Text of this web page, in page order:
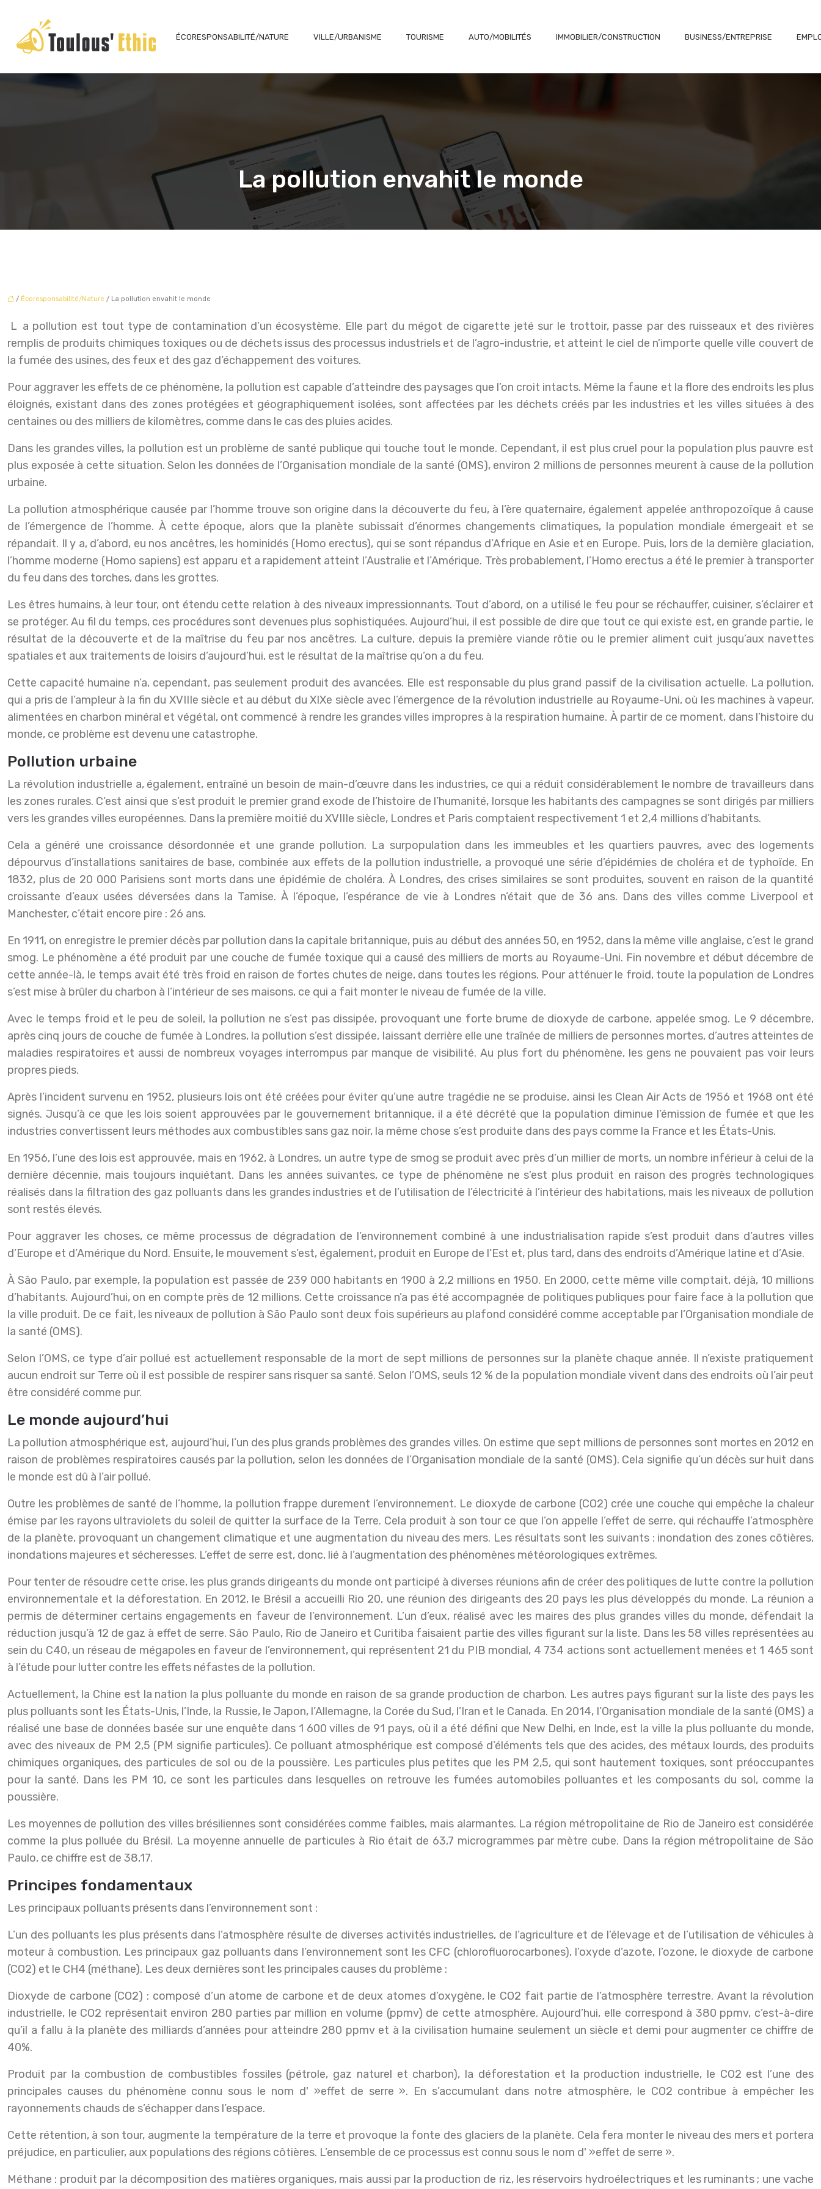
ÉCORESPONSABILITÉ/NATURE VILLE/URBANISME TOURISME AUTO/MOBILITÉS IMMOBILIER/CONSTRUCTION BUSINESS/ENTREPRISE
La pollution envahit le monde
/ Écoresponsabilité/Nature / La pollution envahit le monde
La pollution est tout type de contamination d’un écosystème. Elle part du mégot de cigarette jeté sur le trottoir, passe par des ruisseaux et des rivières
remplis de produits chimiques toxiques ou de déchets issus des processus industriels et de l’agro-industrie, et atteint le ciel de n’importe quelle ville couvert de
la fumée des usines, des feux et des gaz d’échappement des voitures.
Pour aggraver les effets de ce phénomène, la pollution est capable d’atteindre des paysages que l’on croit intacts. Même la faune et la flore des endroits les plus
éloignés, existant dans des zones protégées et géographiquement isolées, sont affectées par les déchets créés par les industries et les villes situées à des
centaines ou des milliers de kilomètres, comme dans le cas des pluies acides.
Dans les grandes villes, la pollution est un problème de santé publique qui touche tout le monde. Cependant, il est plus cruel pour la population plus pauvre est
plus exposée à cette situation. Selon les données de l’Organisation mondiale de la santé (OMS), environ 2 millions de personnes meurent à cause de la pollution
urbaine.
La pollution atmosphérique causée par l’homme trouve son origine dans la découverte du feu, à l’ère quaternaire, également appelée anthropozoïque â cause
de l’émergence de l’homme. À cette époque, alors que la planète subissait d’énormes changements climatiques, la population mondiale émergeait et se
répandait. Il y a, d’abord, eu nos ancêtres, les hominidés (Homo erectus), qui se sont répandus d’Afrique en Asie et en Europe. Puis, lors de la dernière glaciation,
l’homme moderne (Homo sapiens) est apparu et a rapidement atteint l’Australie et l’Amérique. Très probablement, l’Homo erectus a été le premier à transporter
du feu dans des torches, dans les grottes.
Les êtres humains, à leur tour, ont étendu cette relation à des niveaux impressionnants. Tout d’abord, on a utilisé le feu pour se réchauffer, cuisiner, s’éclairer et
se protéger. Au fil du temps, ces procédures sont devenues plus sophistiquées. Aujourd’hui, il est possible de dire que tout ce qui existe est, en grande partie, le
résultat de la découverte et de la maîtrise du feu par nos ancêtres. La culture, depuis la première viande rôtie ou le premier aliment cuit jusqu’aux navettes
spatiales et aux traitements de loisirs d’aujourd’hui, est le résultat de la maîtrise qu’on a du feu.
Cette capacité humaine n’a, cependant, pas seulement produit des avancées. Elle est responsable du plus grand passif de la civilisation actuelle. La pollution,
qui a pris de l’ampleur à la fin du XVIIIe siècle et au début du XIXe siècle avec l’émergence de la révolution industrielle au Royaume-Uni, où les machines à vapeur,
alimentées en charbon minéral et végétal, ont commencé à rendre les grandes villes impropres à la respiration humaine. À partir de ce moment, dans l’histoire du
monde, ce problème est devenu une catastrophe.
Pollution urbaine
La révolution industrielle a, également, entraîné un besoin de main-d’œuvre dans les industries, ce qui a réduit considérablement le nombre de travailleurs dans
les zones rurales. C’est ainsi que s’est produit le premier grand exode de l’histoire de l’humanité, lorsque les habitants des campagnes se sont dirigés par milliers
vers les grandes villes européennes. Dans la première moitié du XVIIIe siècle, Londres et Paris comptaient respectivement 1 et 2,4 millions d’habitants.
Cela a généré une croissance désordonnée et une grande pollution. La surpopulation dans les immeubles et les quartiers pauvres, avec des logements
dépourvus d’installations sanitaires de base, combinée aux effets de la pollution industrielle, a provoqué une série d’épidémies de choléra et de typhoïde. En
1832, plus de 20 000 Parisiens sont morts dans une épidémie de choléra. À Londres, des crises similaires se sont produites, souvent en raison de la quantité
croissante d’eaux usées déversées dans la Tamise. À l’époque, l’espérance de vie à Londres n’était que de 36 ans. Dans des villes comme Liverpool et
Manchester, c’était encore pire : 26 ans.
En 1911, on enregistre le premier décès par pollution dans la capitale britannique, puis au début des années 50, en 1952, dans la même ville anglaise, c’est le grand
smog. Le phénomène a été produit par une couche de fumée toxique qui a causé des milliers de morts au Royaume-Uni. Fin novembre et début décembre de
cette année-là, le temps avait été très froid en raison de fortes chutes de neige, dans toutes les régions. Pour atténuer le froid, toute la population de Londres
s’est mise à brûler du charbon à l’intérieur de ses maisons, ce qui a fait monter le niveau de fumée de la ville.
Avec le temps froid et le peu de soleil, la pollution ne s’est pas dissipée, provoquant une forte brume de dioxyde de carbone, appelée smog. Le 9 décembre,
après cinq jours de couche de fumée à Londres, la pollution s’est dissipée, laissant derrière elle une traînée de milliers de personnes mortes, d’autres atteintes de
maladies respiratoires et aussi de nombreux voyages interrompus par manque de visibilité. Au plus fort du phénomène, les gens ne pouvaient pas voir leurs
propres pieds.
Après l’incident survenu en 1952, plusieurs lois ont été créées pour éviter qu’une autre tragédie ne se produise, ainsi les Clean Air Acts de 1956 et 1968 ont été
signés. Jusqu’à ce que les lois soient approuvées par le gouvernement britannique, il a été décrété que la population diminue l’émission de fumée et que les
industries convertissent leurs méthodes aux combustibles sans gaz noir, la même chose s’est produite dans des pays comme la France et les États-Unis.
En 1956, l’une des lois est approuvée, mais en 1962, à Londres, un autre type de smog se produit avec près d’un millier de morts, un nombre inférieur à celui de la
dernière décennie, mais toujours inquiétant. Dans les années suivantes, ce type de phénomène ne s’est plus produit en raison des progrès technologiques
réalisés dans la filtration des gaz polluants dans les grandes industries et de l’utilisation de l’électricité à l’intérieur des habitations, mais les niveaux de pollution
sont restés élevés.
Pour aggraver les choses, ce même processus de dégradation de l’environnement combiné à une industrialisation rapide s’est produit dans d’autres villes
d’Europe et d’Amérique du Nord. Ensuite, le mouvement s’est, également, produit en Europe de l’Est et, plus tard, dans des endroits d’Amérique latine et d’Asie.
À São Paulo, par exemple, la population est passée de 239 000 habitants en 1900 à 2,2 millions en 1950. En 2000, cette même ville comptait, déjà, 10 millions
d’habitants. Aujourd’hui, on en compte près de 12 millions. Cette croissance n’a pas été accompagnée de politiques publiques pour faire face à la pollution que
la ville produit. De ce fait, les niveaux de pollution à São Paulo sont deux fois supérieurs au plafond considéré comme acceptable par l’Organisation mondiale de
la santé (OMS).
Selon l’OMS, ce type d’air pollué est actuellement responsable de la mort de sept millions de personnes sur la planète chaque année. Il n’existe pratiquement
aucun endroit sur Terre où il est possible de respirer sans risquer sa santé. Selon l’OMS, seuls 12 % de la population mondiale vivent dans des endroits où l’air peut
être considéré comme pur.
Le monde aujourd’hui
La pollution atmosphérique est, aujourd’hui, l’un des plus grands problèmes des grandes villes. On estime que sept millions de personnes sont mortes en 2012 en
raison de problèmes respiratoires causés par la pollution, selon les données de l’Organisation mondiale de la santé (OMS). Cela signifie qu’un décès sur huit dans
le monde est dû à l’air pollué.
Outre les problèmes de santé de l’homme, la pollution frappe durement l’environnement. Le dioxyde de carbone (CO2) crée une couche qui empêche la chaleur
émise par les rayons ultraviolets du soleil de quitter la surface de la Terre. Cela produit à son tour ce que l’on appelle l’effet de serre, qui réchauffe l’atmosphère
de la planète, provoquant un changement climatique et une augmentation du niveau des mers. Les résultats sont les suivants : inondation des zones côtières,
inondations majeures et sécheresses. L’effet de serre est, donc, lié à l’augmentation des phénomènes météorologiques extrêmes.
Pour tenter de résoudre cette crise, les plus grands dirigeants du monde ont participé à diverses réunions afin de créer des politiques de lutte contre la pollution
environnementale et la déforestation. En 2012, le Brésil a accueilli Rio 20, une réunion des dirigeants des 20 pays les plus développés du monde. La réunion a
permis de déterminer certains engagements en faveur de l’environnement. L’un d’eux, réalisé avec les maires des plus grandes villes du monde, défendait la
réduction jusqu’à 12 de gaz à effet de serre. São Paulo, Rio de Janeiro et Curitiba faisaient partie des villes figurant sur la liste. Dans les 58 villes représentées au
sein du C40, un réseau de mégapoles en faveur de l’environnement, qui représentent 21 du PIB mondial, 4 734 actions sont actuellement menées et 1 465 sont
à l’étude pour lutter contre les effets néfastes de la pollution.
Actuellement, la Chine est la nation la plus polluante du monde en raison de sa grande production de charbon. Les autres pays figurant sur la liste des pays les
plus polluants sont les États-Unis, l’Inde, la Russie, le Japon, l’Allemagne, la Corée du Sud, l’Iran et le Canada. En 2014, l’Organisation mondiale de la santé (OMS) a
réalisé une base de données basée sur une enquête dans 1 600 villes de 91 pays, où il a été défini que New Delhi, en Inde, est la ville la plus polluante du monde,
avec des niveaux de PM 2,5 (PM signifie particules). Ce polluant atmosphérique est composé d’éléments tels que des acides, des métaux lourds, des produits
chimiques organiques, des particules de sol ou de la poussière. Les particules plus petites que les PM 2,5, qui sont hautement toxiques, sont préoccupantes
pour la santé. Dans les PM 10, ce sont les particules dans lesquelles on retrouve les fumées automobiles polluantes et les composants du sol, comme la
poussière.
Les moyennes de pollution des villes brésiliennes sont considérées comme faibles, mais alarmantes. La région métropolitaine de Rio de Janeiro est considérée
comme la plus polluée du Brésil. La moyenne annuelle de particules à Rio était de 63,7 microgrammes par mètre cube. Dans la région métropolitaine de São
Paulo, ce chiffre est de 38,17.
Principes fondamentaux
Les principaux polluants présents dans l’environnement sont :
L’un des polluants les plus présents dans l’atmosphère résulte de diverses activités industrielles, de l’agriculture et de l’élevage et de l’utilisation de véhicules à
moteur à combustion. Les principaux gaz polluants dans l’environnement sont les CFC (chlorofluorocarbones), l’oxyde d’azote, l’ozone, le dioxyde de carbone
(CO2) et le CH4 (méthane). Les deux dernières sont les principales causes du problème :
Dioxyde de carbone (CO2) : composé d’un atome de carbone et de deux atomes d’oxygène, le CO2 fait partie de l’atmosphère terrestre. Avant la révolution
industrielle, le CO2 représentait environ 280 parties par million en volume (ppmv) de cette atmosphère. Aujourd’hui, elle correspond à 380 ppmv, c’est-à-dire
qu’il a fallu à la planète des milliards d’années pour atteindre 280 ppmv et à la civilisation humaine seulement un siècle et demi pour augmenter ce chiffre de
40%.
Produit par la combustion de combustibles fossiles (pétrole, gaz naturel et charbon), la déforestation et la production industrielle, le CO2 est l’une des
principales causes du phénomène connu sous le nom d' »effet de serre ». En s’accumulant dans notre atmosphère, le CO2 contribue à empêcher les
rayonnements chauds de s’échapper dans l’espace.
Cette rétention, à son tour, augmente la température de la terre et provoque la fonte des glaciers de la planète. Cela fera monter le niveau des mers et portera
préjudice, en particulier, aux populations des régions côtières. L’ensemble de ce processus est connu sous le nom d' »effet de serre ».
Méthane : produit par la décomposition des matières organiques, mais aussi par la production de riz, les réservoirs hydroélectriques et les ruminants ; une vache